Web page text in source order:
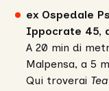
ex Ospedale
Ippocrate 45,
A 20 min di
Malpensa, a 5
Qui troverai